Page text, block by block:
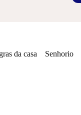
da casa Senhorio